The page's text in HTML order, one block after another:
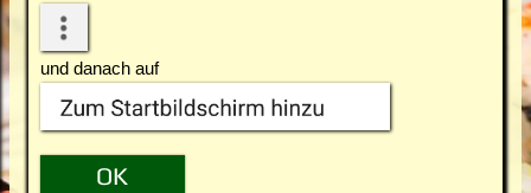
und danach auf